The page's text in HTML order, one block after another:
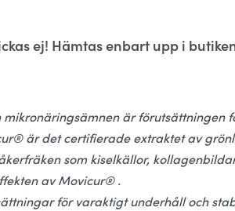
ej! Hämtas enbart upp i
är förutsättningen
är det certifierade extraktet av
som kiselkällor,
av Movicur® .
för varaktigt underhåll och